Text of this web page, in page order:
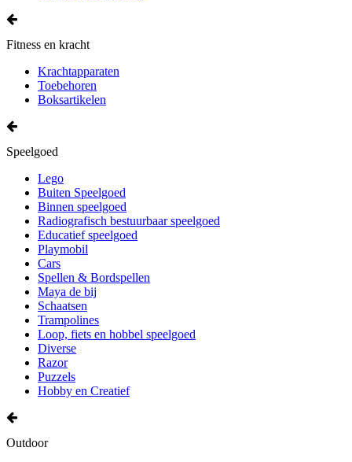
Fitness en kracht
Krachtapparaten
Toebehoren
Boksartikelen
Speelgoed
Lego
Buiten Speelgoed
Binnen speelgoed
Radiografisch bestuurbaar speelgoed
Educatief speelgoed
Playmobil
Cars
Spellen & Bordspellen
Maya de bij
Schaatsen
Trampolines
Loop, fiets en hobbel speelgoed
Diverse
Razor
Puzzels
Hobby en Creatief
Outdoor